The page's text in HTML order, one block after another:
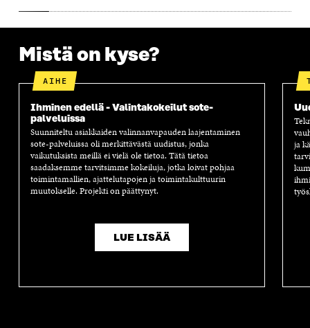
A
A
S
Mistä on kyse?
AIHE
Ihminen edellä - Valintakokeilut sote-
palveluissa
Suunniteltu asiakkaiden valinnanvapauden laajentaminen
sote-palveluissa oli merkittävästä uudistus, jonka
vaikutuksista meillä ei vielä ole tietoa. Tätä tietoa
saadaksemme tarvitsimme kokeiluja, jotka loivat pohjaa
toimintamallien, ajattelutapojen ja toimintakulttuurin
muutokselle. Projekti on päättynyt.
LUE LISÄÄ
ja